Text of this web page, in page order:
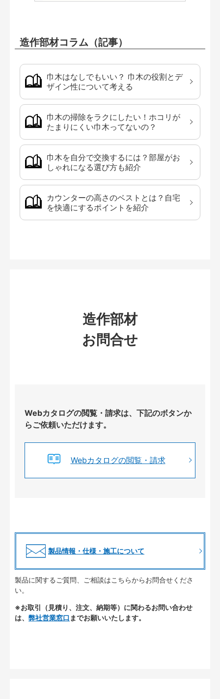
造作部材コラム（記事）
巾木はなしでもいい？ 巾木の役割とデ
ザイン性について考える
巾木の掃除をラクにしたい！ホコリが
たまりにくい巾木ってないの？
巾木を自分で交換するには？部屋がお
しゃれになる選び方も紹介
カウンターの高さのベストとは？自宅
を快適にするポイントを紹介
造作部材
お問合せ
Webカタログの閲覧・請求は、下記のボタンか
らご依頼いただけます。
Webカタログの閲覧・請求
製品情報・仕様・施工について
製品に関するご質問、ご相談はこちらからお問合せくださ
い。
※お取引（見積り、注文、納期等）に関わるお問い合わせ
は、 弊社営業窓口 までお願いいたします。